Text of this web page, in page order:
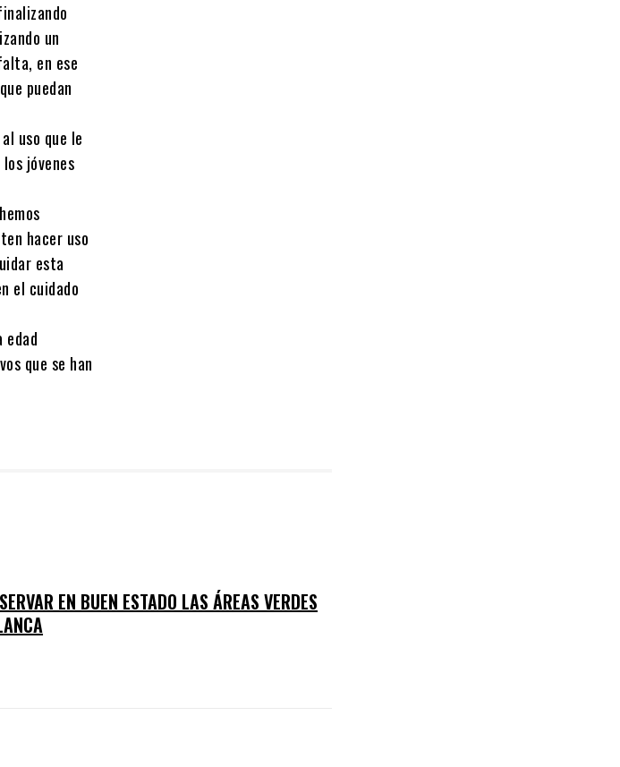
un
en ese
puedan
uso que le
jóvenes
hacer uso
esta
el cuidado
edad
que se han
EN BUEN ESTADO LAS ÁREAS VERDES